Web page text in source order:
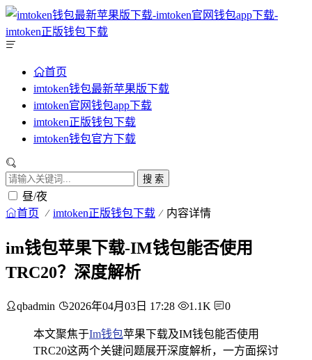
首页
imtoken钱包最新苹果版下载
imtoken官网钱包app下载
imtoken正版钱包下载
imtoken钱包官方下载
搜 索
昼/夜
首页 imtoken正版钱包下载 内容详情
im钱包苹果下载-IM钱包能否使用
TRC20？深度解析
qbadmin 2026年04月03日 17:28 1.1K 0
本文聚焦于Im钱包苹果下载及IM钱包能否使用
TRC20这两个关键问题展开深度解析，一方面探讨